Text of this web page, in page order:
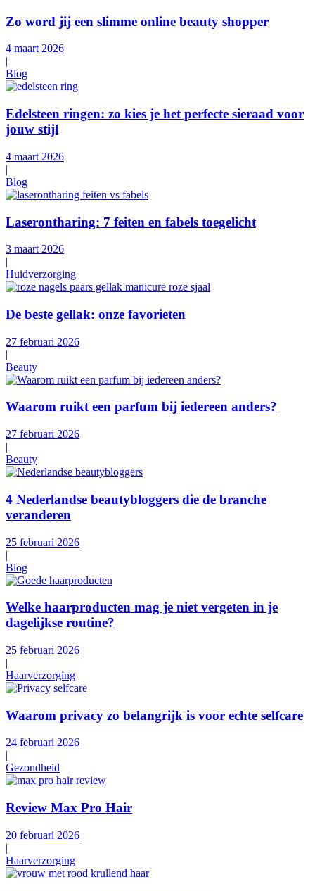
Zo word jij een slimme online beauty shopper
4 maart 2026
|
Blog
Edelsteen ringen: zo kies je het perfecte sieraad voor
jouw stijl
4 maart 2026
|
Blog
Laserontharing: 7 feiten en fabels toegelicht
3 maart 2026
|
Huidverzorging
De beste gellak: onze favorieten
27 februari 2026
|
Beauty
Waarom ruikt een parfum bij iedereen anders?
27 februari 2026
|
Beauty
4 Nederlandse beautybloggers die de branche
veranderen
25 februari 2026
|
Blog
Welke haarproducten mag je niet vergeten in je
dagelijkse routine?
25 februari 2026
|
Haarverzorging
Waarom privacy zo belangrijk is voor echte selfcare
24 februari 2026
|
Gezondheid
Review Max Pro Hair
20 februari 2026
|
Haarverzorging